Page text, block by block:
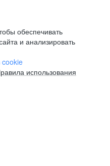
обеспечивать
и анализировать
использования